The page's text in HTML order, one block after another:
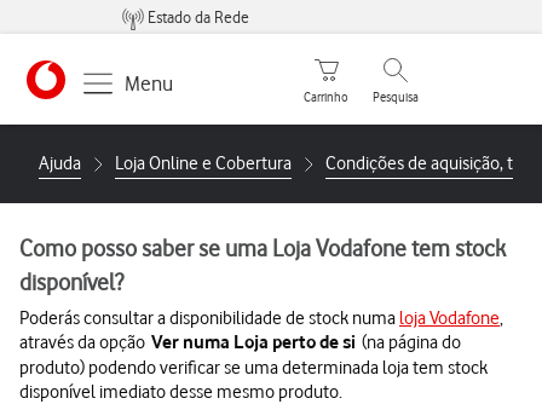
Estado da Rede
https://www.vodafone.pt
Menu
Carrinho de compras
Carrinho
Pesquisar
Pesquisa
Ajuda Loja Online e Cobertura Condições de aquisição,
Como posso saber se uma Loja Vodafone tem stock
disponível?
Poderás consultar a disponibilidade de stock numa loja Vodafone,
através da opção Ver numa Loja perto de si (na página do
produto) podendo verificar se uma determinada loja tem stock
disponível imediato desse mesmo produto.